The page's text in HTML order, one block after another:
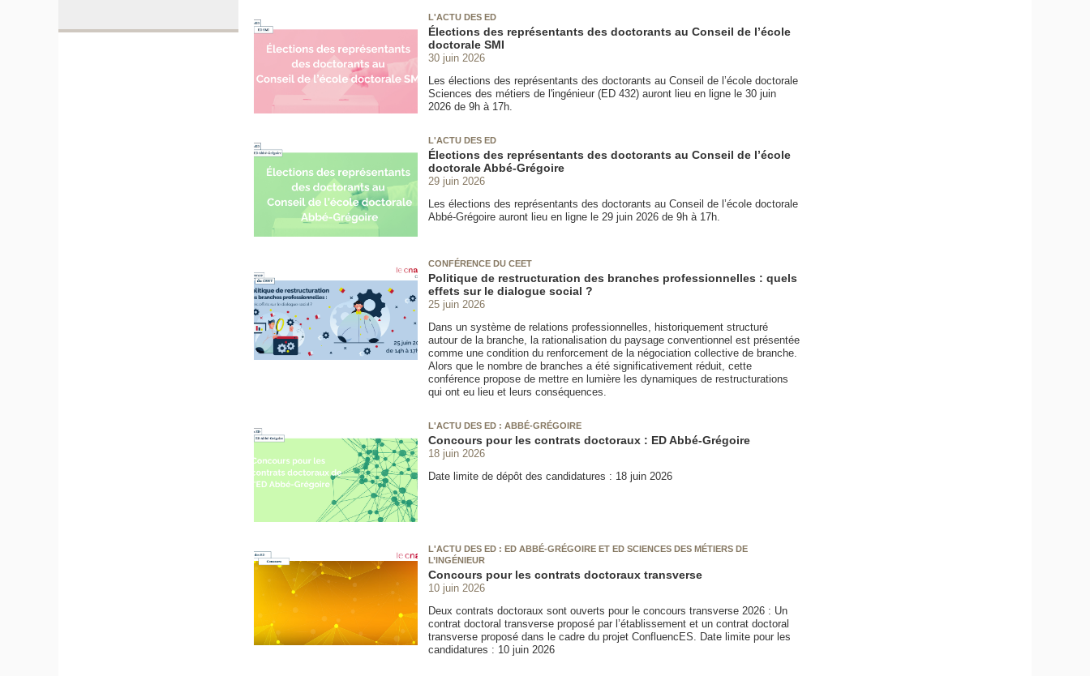
L'ACTU DES ED
Élections des représentants des doctorants au Conseil de l’école
doctorale SMI
30 juin 2026
Les élections des représentants des doctorants au Conseil de l’école doctorale
Sciences des métiers de l'ingénieur (ED 432) auront lieu en ligne le 30 juin
2026 de 9h à 17h.
L'ACTU DES ED
Élections des représentants des doctorants au Conseil de l’école
doctorale Abbé-Grégoire
29 juin 2026
Les élections des représentants des doctorants au Conseil de l’école doctorale
Abbé-Grégoire auront lieu en ligne le 29 juin 2026 de 9h à 17h.
CONFÉRENCE DU CEET
Politique de restructuration des branches professionnelles : quels
effets sur le dialogue social ?
25 juin 2026
Dans un système de relations professionnelles, historiquement structuré
autour de la branche, la rationalisation du paysage conventionnel est présentée
comme une condition du renforcement de la négociation collective de branche.
Alors que le nombre de branches a été significativement réduit, cette
conférence propose de mettre en lumière les dynamiques de restructurations
qui ont eu lieu et leurs conséquences.
L'ACTU DES ED : ABBÉ-GRÉGOIRE
Concours pour les contrats doctoraux : ED Abbé-Grégoire
18 juin 2026
Date limite de dépôt des candidatures : 18 juin 2026
L'ACTU DES ED : ED ABBÉ-GRÉGOIRE ET ED SCIENCES DES MÉTIERS DE
L’INGÉNIEUR
Concours pour les contrats doctoraux transverse
10 juin 2026
Deux contrats doctoraux sont ouverts pour le concours transverse 2026 : Un
contrat doctoral transverse proposé par l’établissement et un contrat doctoral
transverse proposé dans le cadre du projet ConfluencES. Date limite pour les
candidatures : 10 juin 2026